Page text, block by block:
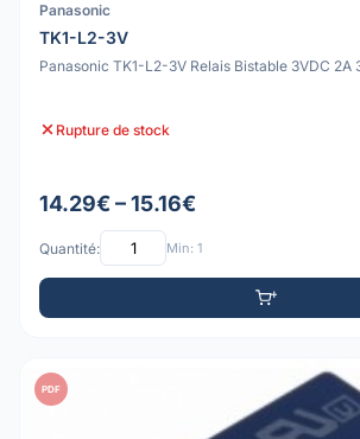
Panasonic
TK1-L2-3V
Panasonic TK1-L2-3V Relais Bistable 3VDC 2A
Rupture de stock
14.29€ – 15.16€
Quantité: Min: 1
PDF